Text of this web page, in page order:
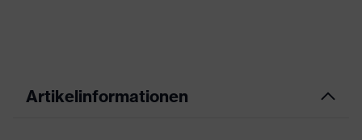
Artikelinformationen